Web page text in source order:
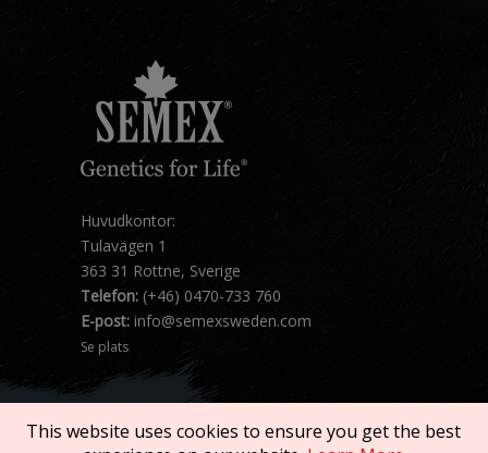
Huvudkontor:
Tulavägen 1
363 31 Rottne, Sverige
Telefon: (+46) 0470-733 760
E-post: info@semexsweden.com
Se plats
This website uses cookies to ensure you get the best